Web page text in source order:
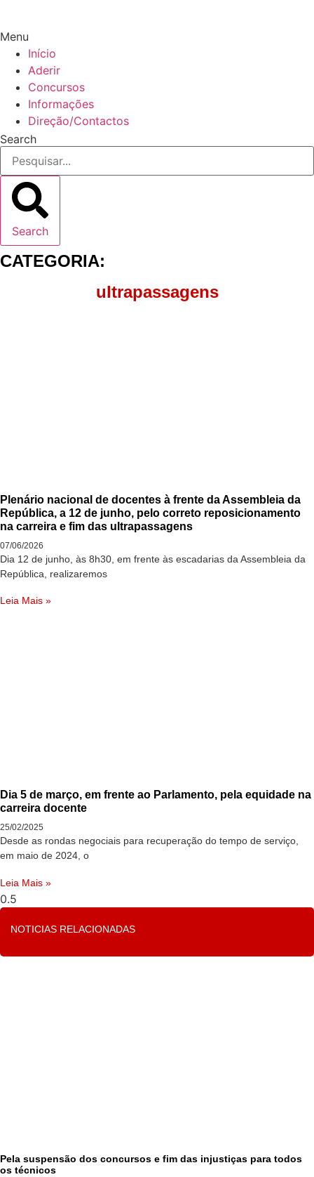
Menu
Início
Aderir
Concursos
Informações
Direção/Contactos
Search
Search
CATEGORIA:
ultrapassagens
Plenário nacional de docentes à frente da Assembleia da
República, a 12 de junho, pelo correto reposicionamento
na carreira e fim das ultrapassagens
07/06/2026
Dia 12 de junho, às 8h30, em frente às escadarias da Assembleia da
República, realizaremos
Leia Mais »
Dia 5 de março, em frente ao Parlamento, pela equidade na
carreira docente
25/02/2025
Desde as rondas negociais para recuperação do tempo de serviço,
em maio de 2024, o
Leia Mais »
NOTICIAS RELACIONADAS
Pela suspensão dos concursos e fim das injustiças para todos
os técnicos